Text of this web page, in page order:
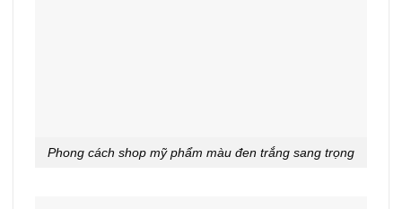
Phong cách shop mỹ phẩm màu đen trắng sang trọng